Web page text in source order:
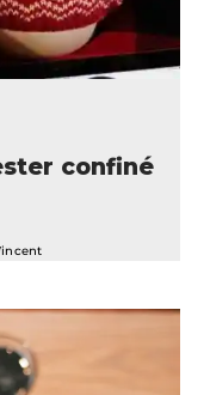
confiné